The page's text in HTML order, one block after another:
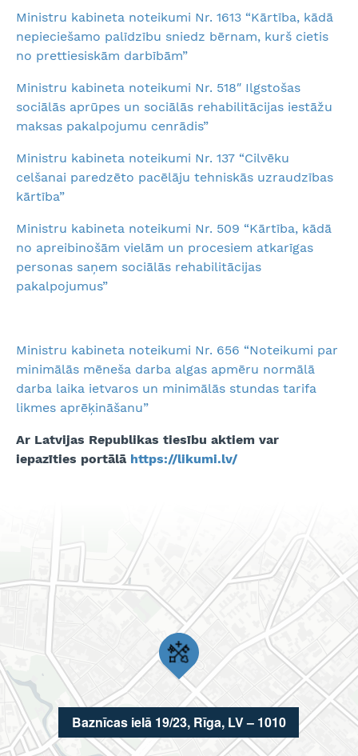
Ministru kabineta noteikumi Nr. 1613 “Kārtība, kādā
nepieciešamo palīdzību sniedz bērnam, kurš cietis
no prettiesiskām darbībām”
Ministru kabineta noteikumi Nr. 518″ Ilgstošas
sociālās aprūpes un sociālās rehabilitācijas iestāžu
maksas pakalpojumu cenrādis”
Ministru kabineta noteikumi Nr. 137 “Cilvēku
celšanai paredzēto pacēlāju tehniskās uzraudzības
kārtība”
Ministru kabineta noteikumi Nr. 509 “Kārtība, kādā
no apreibinošām vielām un procesiem atkarīgas
personas saņem sociālās rehabilitācijas
pakalpojumus”
Ministru kabineta noteikumi Nr. 656 “Noteikumi par
minimālās mēneša darba algas apmēru normālā
darba laika ietvaros un minimālās stundas tarifa
likmes aprēķināšanu”
Ar Latvijas Republikas tiesību aktiem var
iepazīties portālā https://likumi.lv/
Baznīcas ielā 19/23, Rīga, LV – 1010